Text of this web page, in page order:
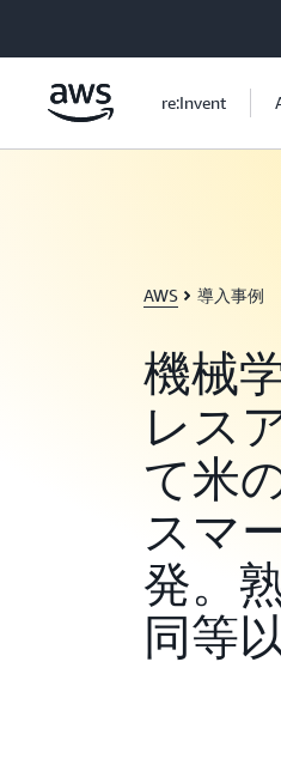
re:Invent
AWS 導入事例
機械
レス
て米
スマ
発。
同等